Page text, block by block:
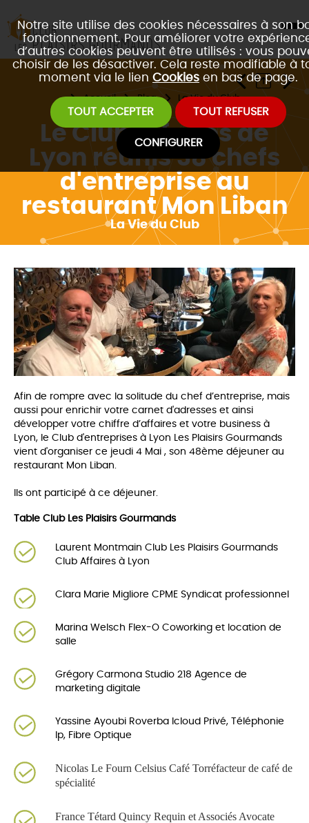
Notre site utilise des cookies nécessaires à son
fonctionnement. Pour améliorer votre
d’autres cookies peuvent être utilisés : vous
choisir de les désactiver. Cela reste modifiable à
moment via le lien Cookies en bas de page.
TOUT ACCEPTER TOUT REFUSER
CONFIGURER
Accueil Blog La Vie du Club
Le Club affaires de
Lyon réunis 38 chefs
d'entreprise au
restaurant Mon Liban
La Vie du Club
Afin de rompre avec la solitude du chef d’entreprise, mais
aussi pour enrichir votre carnet d'adresses et ainsi
développer votre chiffre d’affaires et votre business à
Lyon, le Club d'entreprises à Lyon Les Plaisirs Gourmands
vient d'organiser ce jeudi 4 Mai , son 48ème déjeuner au
restaurant Mon Liban.
Ils ont participé à ce déjeuner.
Table Club Les Plaisirs Gourmands
Laurent Montmain Club Les Plaisirs Gourmands
Club Affaires à Lyon
Clara Marie Migliore CPME Syndicat professionnel
Marina Welsch Flex-O Coworking et location de
salle
Grégory Carmona Studio 218 Agence de
marketing digitale
Yassine Ayoubi Roverba Icloud Privé, Téléphonie
Ip, Fibre Optique
Nicolas Le Fourn Celsius Café Torréfacteur de café de
spécialité
France Tétard Quincy Requin et Associés Avocate